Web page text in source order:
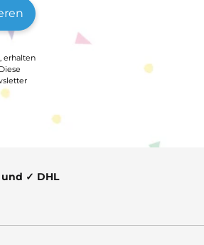
erhalten
✓ DHL